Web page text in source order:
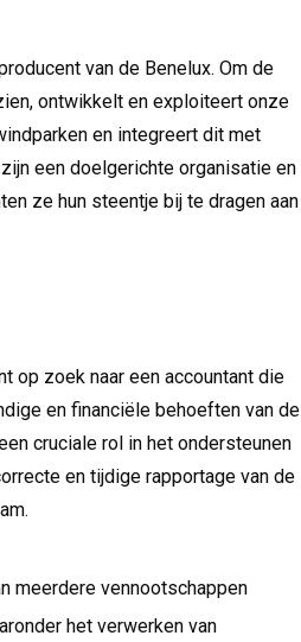
van de Benelux. Om de
ontwikkelt en exploiteert onze
en integreert dit met
een doelgerichte organisatie en
ze hun steentje bij te dragen aan
op zoek naar een accountant die
en financiële behoeften van de
cruciale rol in het ondersteunen
en tijdige rapportage van de
meerdere vennootschappen
het verwerken van